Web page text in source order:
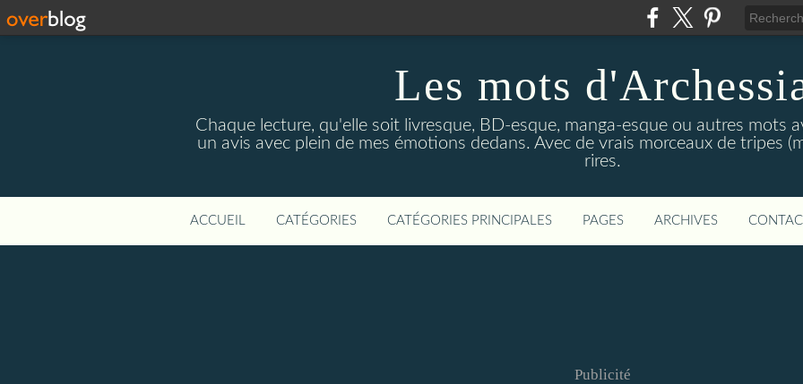
Les mots
Chaque lecture, qu'elle soit livresque, BD-esque, manga-esque ou autres mots
un avis avec plein de mes émotions dedans. Avec de vrais morceaux de tripes
rires.
ACCUEIL CATÉGORIES CATÉGORIES PRINCIPALES PAGES ARCHIVES
Publicité